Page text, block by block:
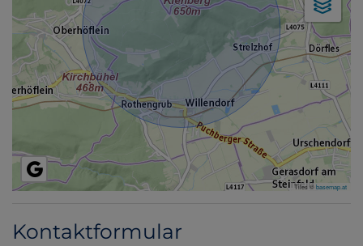
Tiles ©basemap.at
Kontaktformular